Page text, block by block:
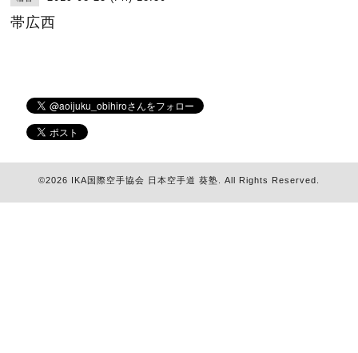
帯広西
©2026 IKA国際空手協会 日本空手道 葵塾 . All Rights Reserved.